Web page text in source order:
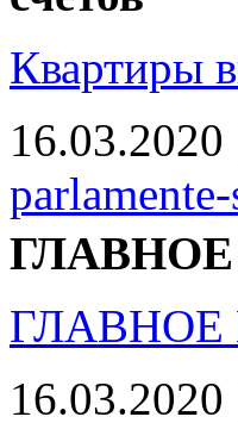
Квартиры
16.03.2020
ГЛАВНОЕ
ГЛАВНОЕ
16.03.2020